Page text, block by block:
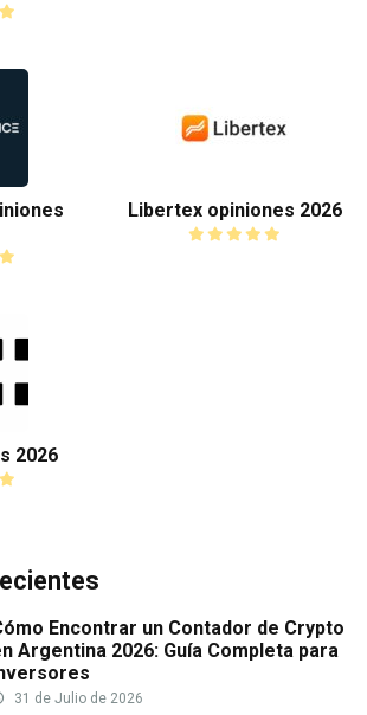
Libertex opiniones 2026
2026
Encontrar un Contador de Crypto
Argentina 2026: Guía Completa para
31 de Julio de 2026